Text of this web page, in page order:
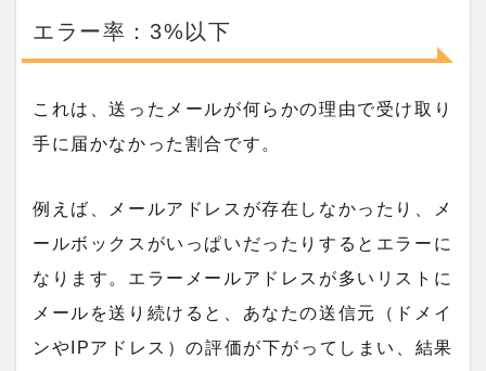
エラー率：3%以下
これは、送ったメールが何らかの理由で受け取り
手に届かなかった割合です。
例えば、メールアドレスが存在しなかったり、メ
ールボックスがいっぱいだったりするとエラーに
なります。エラーメールアドレスが多いリストに
メールを送り続けると、あなたの送信元（ドメイ
ンやIPアドレス）の評価が下がってしまい、結果